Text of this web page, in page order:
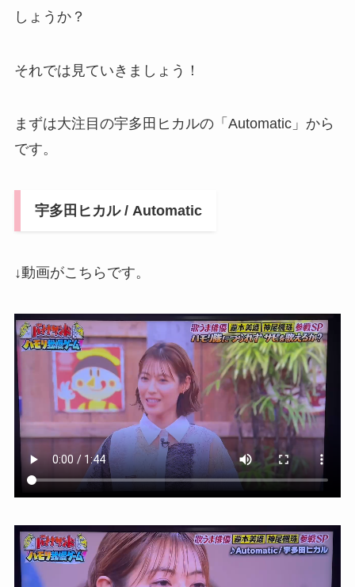
しょうか？
それでは見ていきましょう！
まずは大注目の宇多田ヒカルの「Automatic」から
です。
宇多田ヒカル / Automatic
↓動画がこちらです。